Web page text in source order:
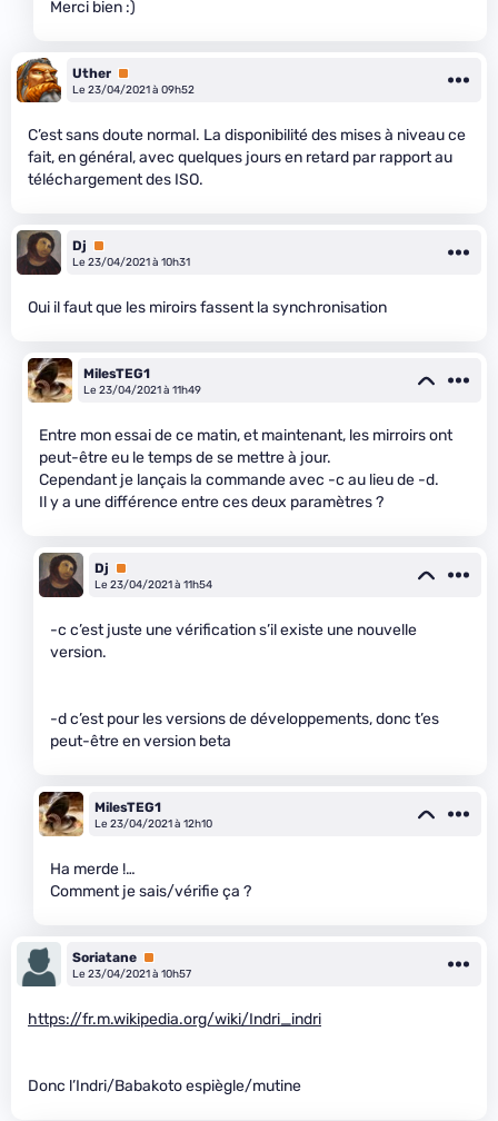
Merci bien :)
Uther Premium
Le 23/04/2021 à 09h52
C’est sans doute normal. La disponibilité des mises à niveau ce
fait, en général, avec quelques jours en retard par rapport au
téléchargement des ISO.
Dj
Premium
Le 23/04/2021 à 10h31
Oui il faut que les miroirs fassent la synchronisation
MilesTEG1
Le 23/04/2021 à 11h49
Entre mon essai de ce matin, et maintenant, les mirroirs ont
peut-être eu le temps de se mettre à jour.
Cependant je lançais la commande avec -c au lieu de -d.
Il y a une différence entre ces deux paramètres ?
Dj
Premium
Le 23/04/2021 à 11h54
-c c’est juste une vérification s’il existe une nouvelle
version.
-d c’est pour les versions de développements, donc t’es
peut-être en version beta
MilesTEG1
Le 23/04/2021 à 12h10
Ha merde !…
Comment je sais/vérifie ça ?
Soriatane Premium
Le 23/04/2021 à 10h57
https://fr.m.wikipedia.org/wiki/Indri_indri
Donc l’Indri/Babakoto espiègle/mutine